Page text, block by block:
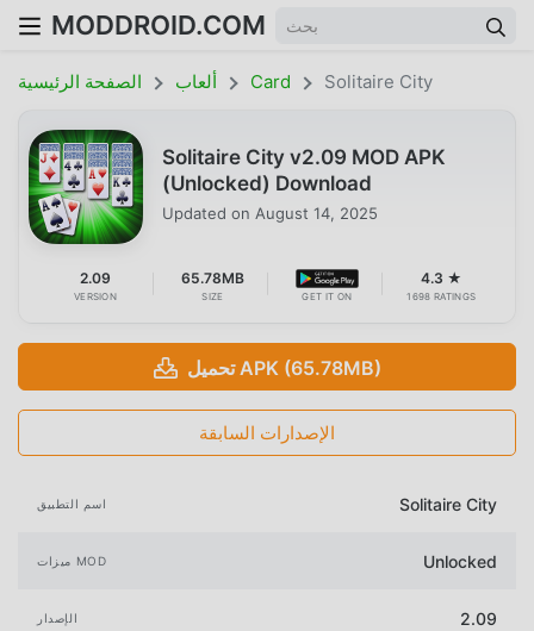
MODDROID.COM
الصفحة الرئيسية ألعاب Card Solitaire City
Solitaire City v2.09 MOD APK
(Unlocked) Download
Updated on August 14, 2025
2.09
VERSION
65.78MB
SIZE GET IT ON
4.3 ★
1698 RATINGS
تحميل APK (65.78MB)
الإصدارات السابقة
اسم التطبيق Solitaire City
ميزات MOD Unlocked
الإصدار 2.09